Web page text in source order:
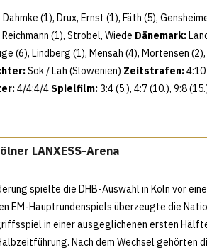
(1), Drux, Ernst (1), Fäth (5),
(1), Strobel, Wiede Dänemark:
(6), Lindberg (1), Mensah (4), Mortensen
Sok / Lah (Slowenien) Zeitstrafen:
4/4:4/4 Spielfilm: 3:4 (5.), 4:7 (10.), 9:8
LANXESS-Arena
spielte die DHB-Auswahl in Köln vor
EM-Hauptrundenspiels überzeugte die
in einer ausgeglichenen ersten
Nach dem Wechsel gehörten